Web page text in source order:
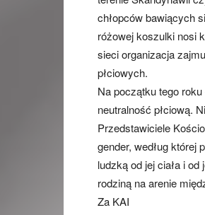
chłopców bawiących
różowej koszulki nosi
sieci organizacja
płciowych.
Na początku tego
neutralność płciową.
Przedstawiciele
gender, według której
ludzką od jej ciała i
rodziną na arenie
Za KAI